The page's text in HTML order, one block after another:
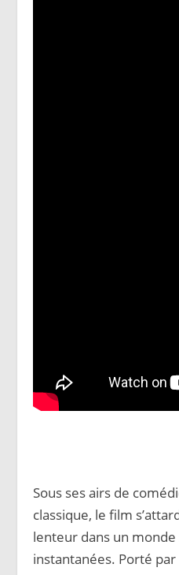
Sous ses airs de
classique, le film
lenteur dans un
instantanées. Porté